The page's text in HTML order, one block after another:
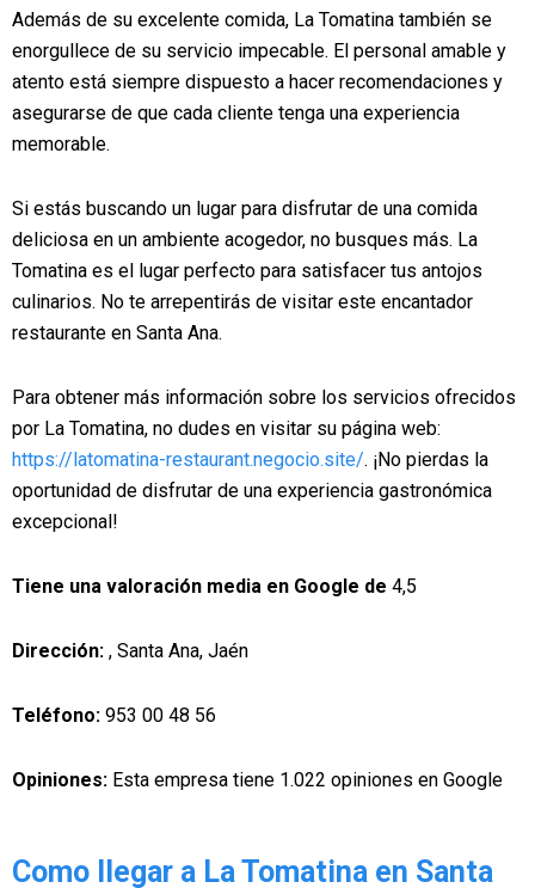
Además de su excelente comida, La Tomatina también se
enorgullece de su servicio impecable. El personal amable y
atento está siempre dispuesto a hacer recomendaciones y
asegurarse de que cada cliente tenga una experiencia
memorable.
Si estás buscando un lugar para disfrutar de una comida
deliciosa en un ambiente acogedor, no busques más. La
Tomatina es el lugar perfecto para satisfacer tus antojos
culinarios. No te arrepentirás de visitar este encantador
restaurante en Santa Ana.
Para obtener más información sobre los servicios ofrecidos
por La Tomatina, no dudes en visitar su página web:
https://latomatina-restaurant.negocio.site/. ¡No pierdas la
oportunidad de disfrutar de una experiencia gastronómica
excepcional!
Tiene una valoración media en Google de 4,5
Dirección: , Santa Ana, Jaén
Teléfono: 953 00 48 56
Opiniones: Esta empresa tiene 1.022 opiniones en Google
Como llegar a La Tomatina en Santa